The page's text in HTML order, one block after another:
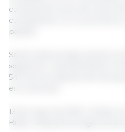
compras de carne de cerdo de
comparación con los
pasado.
Santa Catarina sigue siendo el
segmento, representando el
54 % de los ingresos de las
en el periodo.
13 de mayo de 2025 | Gobierno
Brasil | https://